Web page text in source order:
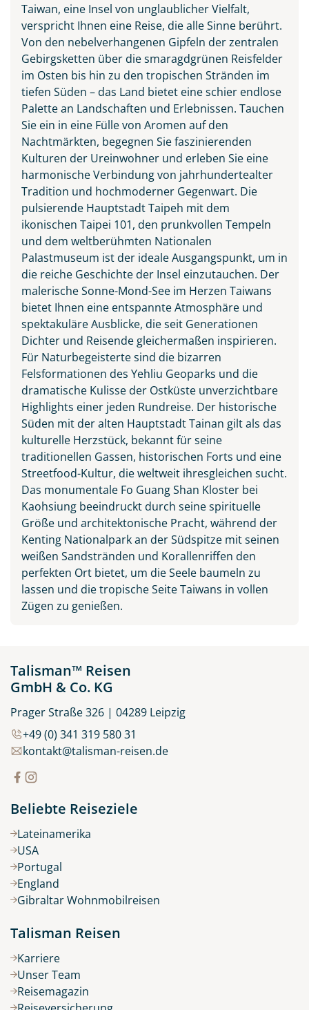
Nachtansicht des
Nationaltheaters und der
Konzerthalle in Taipeh,
Taiwan
© Sean Hsu - stock.adobe.com
Taiwan, eine Insel von unglaublicher Vielfalt,
verspricht Ihnen eine Reise, die alle Sinne berührt.
Von den nebelverhangenen Gipfeln der zentralen
Gebirgsketten über die smaragdgrünen Reisfelder
im Osten bis hin zu den tropischen Stränden im
tiefen Süden – das Land bietet eine schier endlose
Palette an Landschaften und Erlebnissen. Tauchen
Sie ein in eine Fülle von Aromen auf den
Nachtmärkten, begegnen Sie faszinierenden
Kulturen der Ureinwohner und erleben Sie eine
harmonische Verbindung von jahrhundertealter
Tradition und hochmoderner Gegenwart. Die
pulsierende Hauptstadt Taipeh mit dem
ikonischen Taipei 101, den prunkvollen Tempeln
und dem weltberühmten Nationalen
Palastmuseum ist der ideale Ausgangspunkt, um in
die reiche Geschichte der Insel einzutauchen. Der
malerische Sonne-Mond-See im Herzen Taiwans
bietet Ihnen eine entspannte Atmosphäre und
spektakuläre Ausblicke, die seit Generationen
Dichter und Reisende gleichermaßen inspirieren.
Für Naturbegeisterte sind die bizarren
Felsformationen des Yehliu Geoparks und die
dramatische Kulisse der Ostküste unverzichtbare
Highlights einer jeden Rundreise. Der historische
Süden mit der alten Hauptstadt Tainan gilt als das
kulturelle Herzstück, bekannt für seine
traditionellen Gassen, historischen Forts und eine
Streetfood-Kultur, die weltweit ihresgleichen sucht.
Das monumentale Fo Guang Shan Kloster bei
Kaohsiung beeindruckt durch seine spirituelle
Größe und architektonische Pracht, während der
Kenting Nationalpark an der Südspitze mit seinen
weißen Sandstränden und Korallenriffen den
perfekten Ort bietet, um die Seele baumeln zu
lassen und die tropische Seite Taiwans in vollen
Zügen zu genießen.
Talisman™ Reisen
GmbH & Co. KG
Prager Straße 326 | 04289 Leipzig
+49 (0) 341 319 580 31
kontakt@talisman-reisen.de
Beliebte Reiseziele
Lateinamerika
USA
Portugal
England
Gibraltar Wohnmobilreisen
Talisman Reisen
Karriere
Unser Team
Reisemagazin